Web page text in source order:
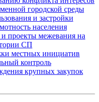
городской среды
и застройки
населения
проекты межевания на
СП
местных инициатив
контроль
крупных закупок